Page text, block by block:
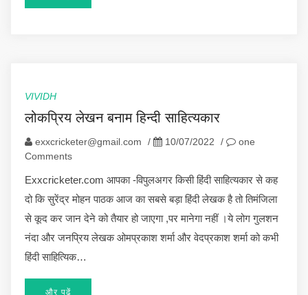
VIVIDH
लोकप्रिय लेखन बनाम हिन्दी साहित्यकार
exxcricketer@gmail.com / 10/07/2022 /
one
Comments
Exxcricketer.com आपका -विपुलअगर किसी हिंदी साहित्यकार से कह
दो कि सुरेंद्र मोहन पाठक आज का सबसे बड़ा हिंदी लेखक है तो तिमंजिला
से कूद कर जान देने को तैयार हो जाएगा ,पर मानेगा नहीं ।ये लोग गुलशन
नंदा और जनप्रिय लेखक ओमप्रकाश शर्मा और वेदप्रकाश शर्मा को कभी
हिंदी साहित्यिक…
और पढ़ें